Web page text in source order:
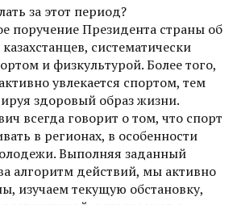
за этот период?
поручение Президента страны об
систематически
и физкультурой. Более того,
увлекается спортом, тем
здоровый образ жизни.
всегда говорит о том, что спорт
в регионах, в особенности
Выполняя заданный
алгоритм действий, мы активно
изучаем текущую обстановку,